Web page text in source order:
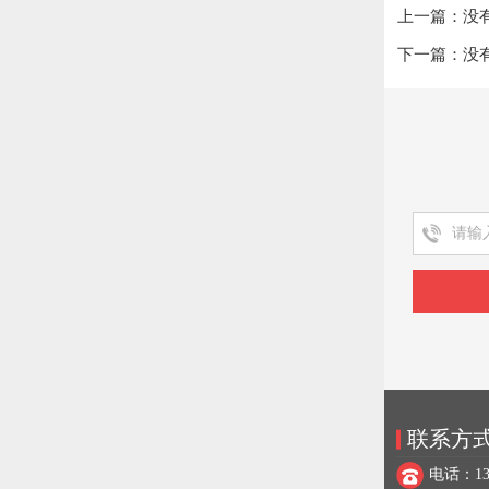
上一篇：没
下一篇：没
联系方
电话：